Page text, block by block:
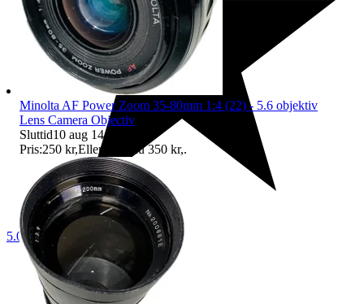
5.0
Minolta AF Power Zoom 35-80mm 1:4 (22) - 5.6 objektiv
Lens Camera Objectiv
Sluttid10 aug 14:58
Pris:250 kr,Eller Köp nu 350 kr,.